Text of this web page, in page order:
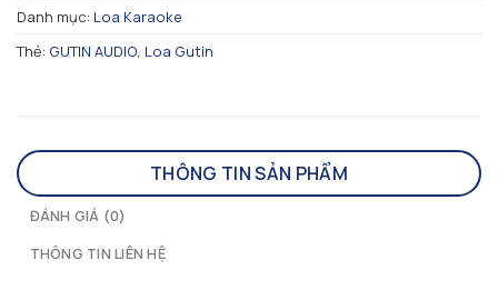
Danh mục: Loa Karaoke
Thẻ: GUTIN AUDIO, Loa Gutin
THÔNG TIN SẢN PHẨM
ĐÁNH GIÁ (0)
THÔNG TIN LIÊN HỆ